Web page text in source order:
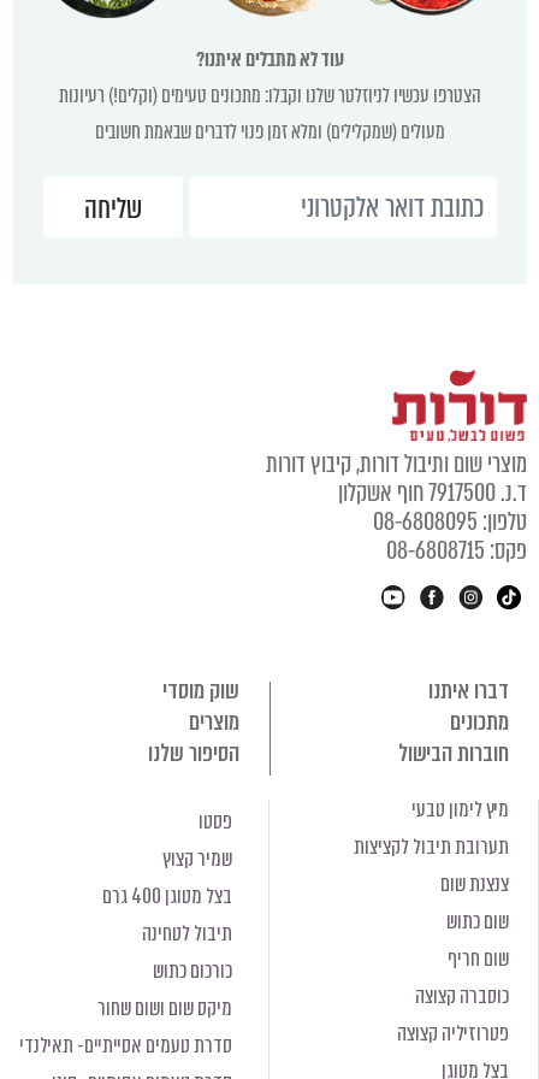
עוד לא מתבלים איתנו?
הצטרפו עכשיו לניוזלטר שלנו וקבלו: מתכונים טעימים (וקלים!) רעיונות
מעולים (שמקלילים) ומלא זמן פנוי לדברים שבאמת חשובים
שום ותיבול דורות, קיבוץ דורות
חוף אשקלון
08-6808095
08-6808715
דברו איתנו
שוק מוסדי
מתכונים
מוצרים
חוברות הבישול
הסיפור שלנו
מיץ לימון טבעי
תערובת תיבול לקציצות
צנצנת שום
שום כתוש
שום חריף
כוסברה קצוצה
פטרוזיליה קצוצה
בצל מטוגן
פסטו
שמיר קצוץ
בצל מטוגן 400 גרם
תיבול לטחינה
כורכום כתוש
מיקס שום ושום שחור
סדרת טעמים אסייתיים- תאילנדי